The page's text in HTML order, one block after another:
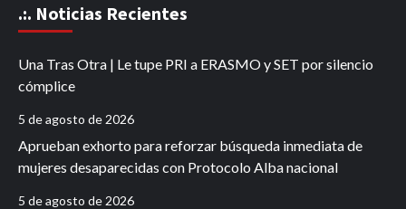
.:. Noticias Recientes
Una Tras Otra | Le tupe PRI a ERASMO y SET por silencio
cómplice
5 de agosto de 2026
Aprueban exhorto para reforzar búsqueda inmediata de
mujeres desaparecidas con Protocolo Alba nacional
5 de agosto de 2026